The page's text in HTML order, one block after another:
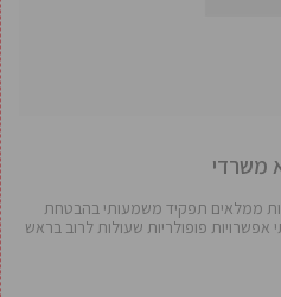
משרדי
ממלאים תפקיד משמעותי בהבטחת
אפשרויות פופולריות שעולות לרוב בראש